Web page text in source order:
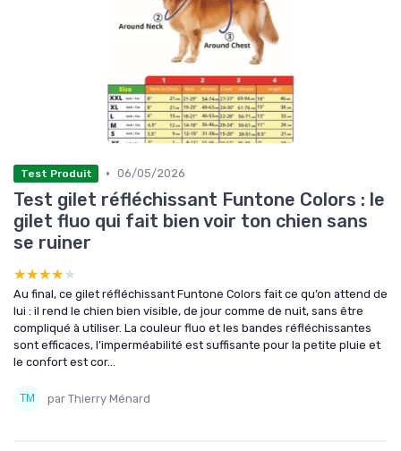
Test Produit • 06/05/2026
Test gilet réfléchissant Funtone Colors : le
gilet fluo qui fait bien voir ton chien sans
se ruiner
★★★★★
★★★★★
Au final, ce gilet réfléchissant Funtone Colors fait ce qu’on attend de
lui : il rend le chien bien visible, de jour comme de nuit, sans être
compliqué à utiliser. La couleur fluo et les bandes réfléchissantes
sont efficaces, l’imperméabilité est suffisante pour la petite pluie et
le confort est cor...
par Thierry Ménard